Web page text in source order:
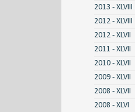
2013 - XLVIII
2012 - XLVIII
2012 - XLVII
2011 - XLVII
2010 - XLVII
2009 - XLVII
2008 - XLVII
2008 - XLVI